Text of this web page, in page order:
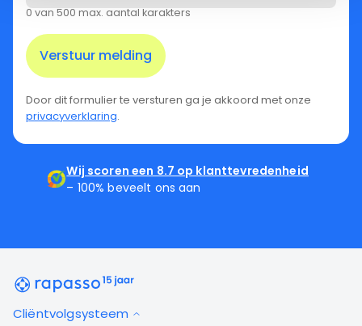
0 van 500 max. aantal karakters
Door dit formulier te versturen ga je akkoord met onze
privacyverklaring.
Wij scoren een 8.7 op klanttevredenheid
– 100% beveelt ons aan
Cliëntvolgsysteem